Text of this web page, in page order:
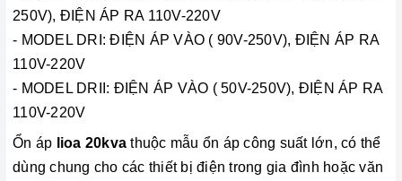
250V), ĐIỆN ÁP RA 110V-220V
- MODEL DRI: ĐIỆN ÁP VÀO ( 90V-250V), ĐIỆN ÁP RA
110V-220V
- MODEL DRII: ĐIỆN ÁP VÀO ( 50V-250V), ĐIỆN ÁP RA
110V-220V
Ổn áp lioa 20kva thuộc mẫu ổn áp công suất lớn, có thể
dùng chung cho các thiết bị điện trong gia đình hoặc văn